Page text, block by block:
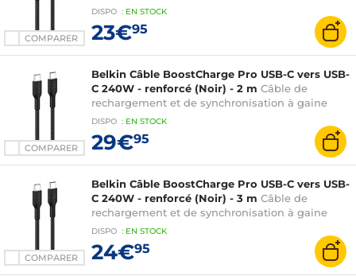
COMPARER
tressée 1 m USB-C vers USB-C 240W - Noir
DISPO : EN STOCK
23€95
COMPARER
Belkin Câble BoostCharge Pro USB-C vers USB-
C 240W - renforcé (Noir) - 2 m Câble de
rechargement et de synchronisation à gaine
tressée 2 m USB-C vers USB-C 240W - Noir
DISPO : EN STOCK
29€95
COMPARER
Belkin Câble BoostCharge Pro USB-C vers USB-
C 240W - renforcé (Noir) - 3 m Câble de
rechargement et de synchronisation à gaine
tressée 3 m USB-C vers USB-C 240W
DISPO : EN STOCK
24€95